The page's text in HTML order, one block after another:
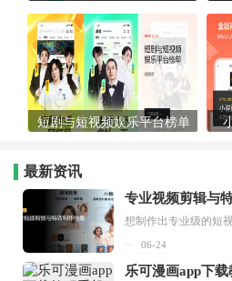
短剧与短视频娱乐平台榜单
最新资讯
专业视频剪辑与
06-24
乐可漫画app下